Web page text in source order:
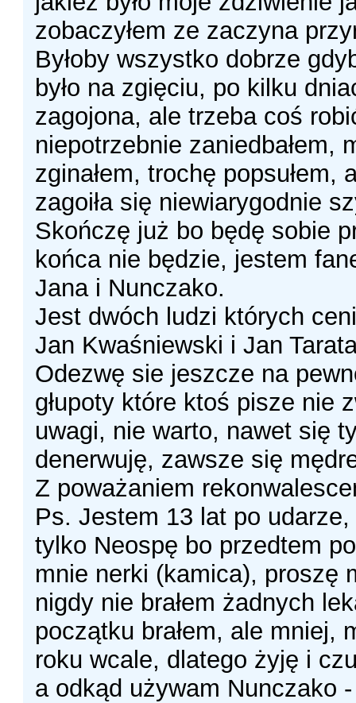
zobaczyłem ze zaczyna
Byłoby wszystko dobrze
było na zgięciu, po kilku
zagojona, ale trzeba coś
niepotrzebnie zaniedbałem,
zginałem, trochę popsułem,
zagoiła się niewiarygodnie
Skończę już bo będę sobie
końca nie będzie, jestem
Jana i Nunczako.
Jest dwóch ludzi których
Jan Kwaśniewski i Jan
Odezwę sie jeszcze na
głupoty które ktoś pisze nie
uwagi, nie warto, nawet się
denerwuję, zawsze się
Z poważaniem
Ps. Jestem 13 lat po udarze,
tylko Neospę bo przedtem
mnie nerki (kamica), proszę
nigdy nie brałem żadnych
początku brałem, ale mniej,
roku wcale, dlatego żyję i
a odkąd używam Nunczako